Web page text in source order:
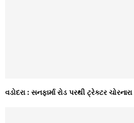
વડોદરા : સનફાર્મા રોડ પરથી ટ્રેક્ટર ચોરનારા